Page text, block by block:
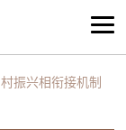
振兴相衔接机制